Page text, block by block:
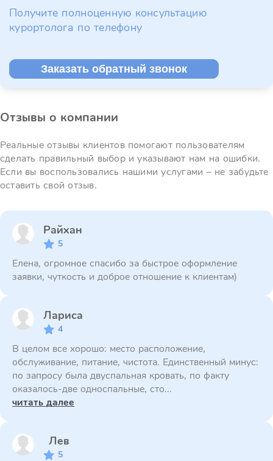
Получите полноценную консультацию
курортолога по телефону
Заказать обратный звонок
Отзывы о компании
Реальные отзывы клиентов помогают пользователям
сделать правильный выбор и указывают нам на ошибки.
Если вы воспользовались нашими услугами – не забудьте
оставить свой отзыв.
Райхан
5
Елена, огромное спасибо за быстрое оформление
заявки, чуткость и доброе отношение к клиентам)
Лариса
4
В целом все хорошо: место расположение,
обслуживание, питание, чистота. Единственный минус:
по запросу была двуспальная кровать, по факту
оказалось-две односпальные, сто...
читать далее
Лев
5